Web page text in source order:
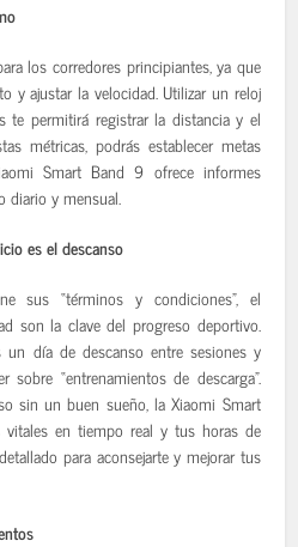
los corredores principiantes, ya que
y ajustar la velocidad. Utilizar un reloj
te permitirá registrar la distancia y el
métricas, podrás establecer metas
Smart Band 9 ofrece informes
diario y mensual.
es el descanso
sus “términos y condiciones”, el
son la clave del progreso deportivo.
día de descanso entre sesiones y
sobre “entrenamientos de descarga”.
sin un buen sueño, la Xiaomi Smart
en tiempo real y tus horas de
para aconsejarte y mejorar tus